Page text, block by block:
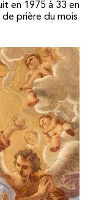
en 1975 à 33 en
prière du mois